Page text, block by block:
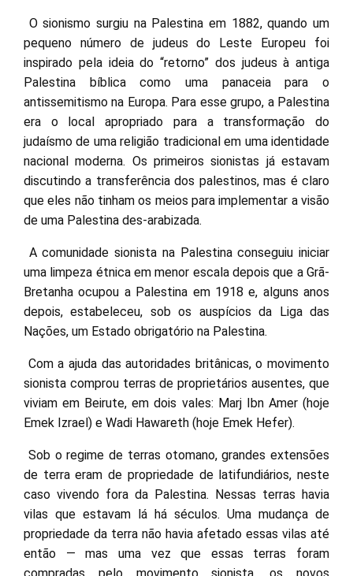
O sionismo surgiu na Palestina em 1882, quando um
pequeno número de judeus do Leste Europeu foi
inspirado pela ideia do “retorno” dos judeus à antiga
Palestina bíblica como uma panaceia para o
antissemitismo na Europa. Para esse grupo, a Palestina
era o local apropriado para a transformação do
judaísmo de uma religião tradicional em uma identidade
nacional moderna. Os primeiros sionistas já estavam
discutindo a transferência dos palestinos, mas é claro
que eles não tinham os meios para implementar a visão
de uma Palestina des-arabizada.
A comunidade sionista na Palestina conseguiu iniciar
uma limpeza étnica em menor escala depois que a Grã-
Bretanha ocupou a Palestina em 1918 e, alguns anos
depois, estabeleceu, sob os auspícios da Liga das
Nações, um Estado obrigatório na Palestina.
Com a ajuda das autoridades britânicas, o movimento
sionista comprou terras de proprietários ausentes, que
viviam em Beirute, em dois vales: Marj Ibn Amer (hoje
Emek Izrael) e Wadi Hawareth (hoje Emek Hefer).
Sob o regime de terras otomano, grandes extensões
de terra eram de propriedade de latifundiários, neste
caso vivendo fora da Palestina. Nessas terras havia
vilas que estavam lá há séculos. Uma mudança de
propriedade da terra não havia afetado essas vilas até
então — mas uma vez que essas terras foram